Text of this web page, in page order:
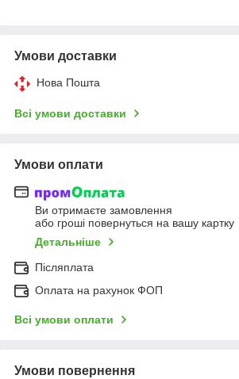
Умови доставки
Нова Пошта
Всі умови доставки
Умови оплати
Ви отримаєте замовлення
або гроші повернуться на вашу картку
Детальніше
Післяплата
Оплата на рахунок ФОП
Всі умови оплати
Умови повернення